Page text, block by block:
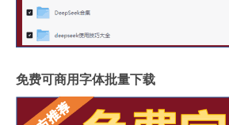
免费可商用字体批量下载